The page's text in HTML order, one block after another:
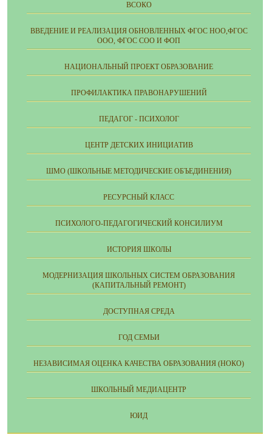
ВСОКО
ВВЕДЕНИЕ И РЕАЛИЗАЦИЯ ОБНОВЛЕННЫХ ФГОС НОО,ФГОС
ООО, ФГОС СОО И ФОП
НАЦИОНАЛЬНЫЙ ПРОЕКТ ОБРАЗОВАНИЕ
ПРОФИЛАКТИКА ПРАВОНАРУШЕНИЙ
ПЕДАГОГ - ПСИХОЛОГ
ЦЕНТР ДЕТСКИХ ИНИЦИАТИВ
ШМО (ШКОЛЬНЫЕ МЕТОДИЧЕСКИЕ ОБЪЕДИНЕНИЯ)
РЕСУРСНЫЙ КЛАСС
ПСИХОЛОГО-ПЕДАГОГИЧЕСКИЙ КОНСИЛИУМ
ИСТОРИЯ ШКОЛЫ
МОДЕРНИЗАЦИЯ ШКОЛЬНЫХ СИСТЕМ ОБРАЗОВАНИЯ
(КАПИТАЛЬНЫЙ РЕМОНТ)
ДОСТУПНАЯ СРЕДА
ГОД СЕМЬИ
НЕЗАВИСИМАЯ ОЦЕНКА КАЧЕСТВА ОБРАЗОВАНИЯ (НОКО)
ШКОЛЬНЫЙ МЕДИАЦЕНТР
ЮИД